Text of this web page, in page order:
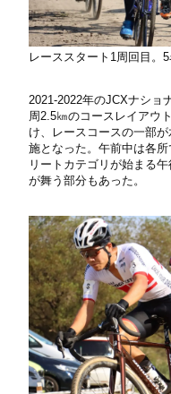
レーススタート1周回目。
2021-2022年のJCXナショ
周2.5㎞のコースレイアウ
け、レースコースの一部
施となった。午前中は各
リートカテゴリが始まる
が舞う部分もあった。